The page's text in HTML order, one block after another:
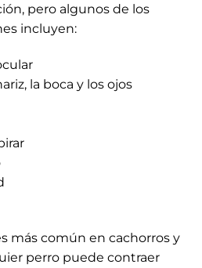
pero algunos de los
incluyen:
la boca y los ojos
más común en cachorros y
perro puede contraer